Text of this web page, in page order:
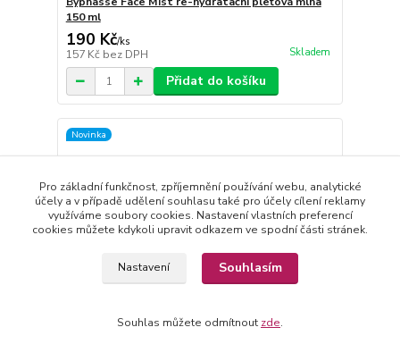
150 ml
190 Kč/ks
157 Kč bez DPH Skladem
Přidat do košíku
Novinka
Pro základní funkčnost, zpříjemnění používání webu, analytické
účely a v případě udělení souhlasu také pro účely cílení reklamy
využíváme soubory cookies. Nastavení vlastních preferencí
cookies můžete kdykoli upravit odkazem ve spodní části stránek.
Nastavení Souhlasím
Souhlas můžete odmítnout zde.